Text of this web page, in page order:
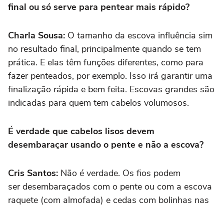
final ou só serve para pentear mais rápido?
Charla Sousa: O tamanho da escova influência sim
no resultado final, principalmente quando se tem
prática. E elas têm funções diferentes, como para
fazer penteados, por exemplo. Isso irá garantir uma
finalização rápida e bem feita. Escovas grandes são
indicadas para quem tem cabelos volumosos.
É verdade que cabelos lisos devem
desembaraçar usando o pente e não a escova?
Cris Santos: Não é verdade. Os fios podem
ser desembaraçados com o pente ou com a escova
raquete (com almofada) e cedas com bolinhas nas